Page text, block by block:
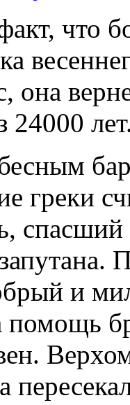
что
она
24000
греки
и
помощь